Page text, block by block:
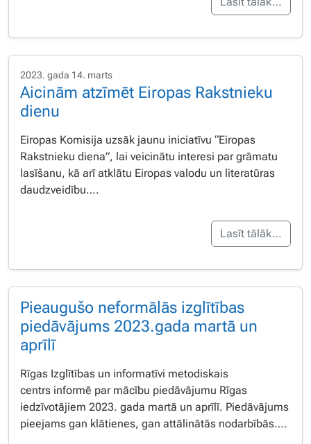
2023. gada 14. marts
Aicinām atzīmēt Eiropas Rakstnieku
dienu
Eiropas Komisija uzsāk jaunu iniciatīvu “Eiropas
Rakstnieku diena”, lai veicinātu interesi par grāmatu
lasīšanu, kā arī atklātu Eiropas valodu un literatūras
daudzveidību….
Lasīt tālāk…
Pieaugušo neformālās izglītības
piedāvājums 2023.gada martā un
aprīlī
Rīgas Izglītības un informatīvi metodiskais
centrs informē par mācību piedāvājumu Rīgas
iedzīvotājiem 2023. gada martā un aprīlī. Piedāvājums
pieejams gan klātienes, gan attālinātās nodarbībās….